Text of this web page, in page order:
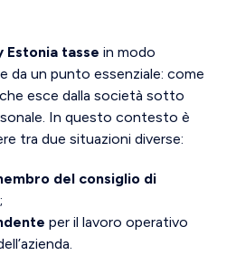
Estonia tasse in modo
da un punto essenziale: come
esce dalla società sotto
In questo contesto è
tra due situazioni diverse:
del consiglio di
;
per il lavoro operativo